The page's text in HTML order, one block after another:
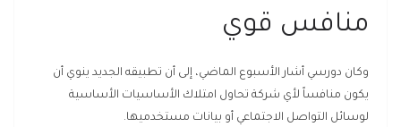
منافس قوي
وكان دورسي أشار الأسبوع الماضي، إلى أن تطبيقه الجديد ينوي أن
يكون منافساً لأي شركة تحاول امتلاك الأساسيات الأساسية
لوسائل التواصل الاجتماعي أو بيانات مستخدميها.